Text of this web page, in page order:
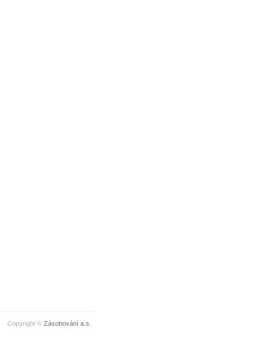
Copyright © Zásobování a.s.